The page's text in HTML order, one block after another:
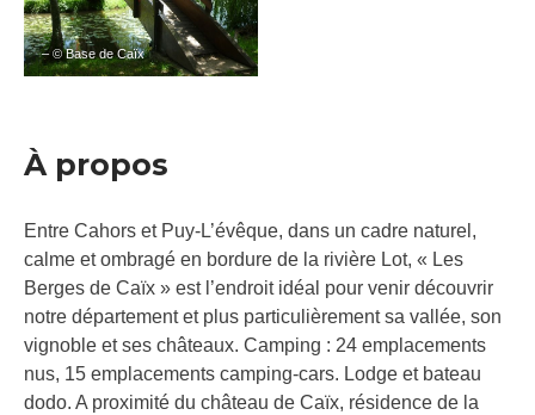
– © Base de Caïx
À propos
Entre Cahors et Puy-L’évêque, dans un cadre naturel,
calme et ombragé en bordure de la rivière Lot, « Les
Berges de Caïx » est l’endroit idéal pour venir découvrir
notre département et plus particulièrement sa vallée, son
vignoble et ses châteaux. Camping : 24 emplacements
nus, 15 emplacements camping-cars. Lodge et bateau
dodo. A proximité du château de Caïx, résidence de la